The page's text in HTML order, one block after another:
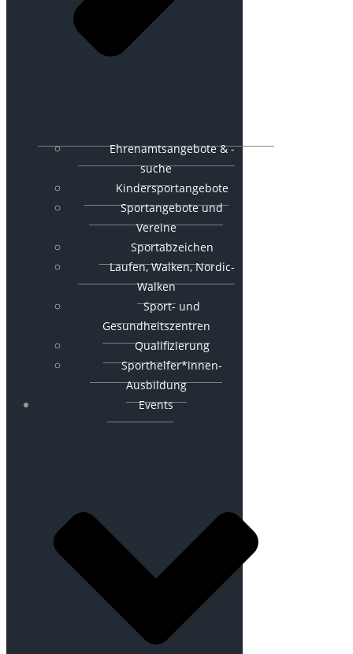
Ehrenamtsangebote & -
suche
Kindersportangebote
Sportangebote und
Vereine
Sportabzeichen
Laufen, Walken, Nordic-
Walken
Sport- und
Gesundheitszentren
Qualifizierung
Sporthelfer*innen-
Ausbildung
Events